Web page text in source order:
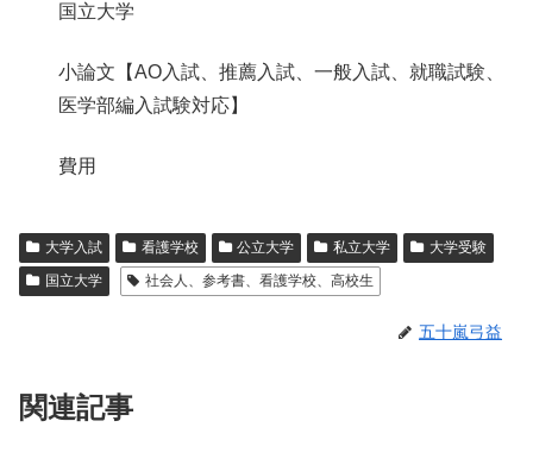
国立大学
小論文【AO入試、推薦入試、一般入試、就職試験、
医学部編入試験対応】
費用
大学入試 看護学校 公立大学 私立大学
大学受験
国立大学
社会人、参考書、看護学校、高校生
五十嵐弓益
関連記事